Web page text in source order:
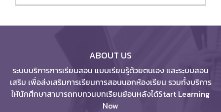
ABOUT US
ระบบบริการการเรียนสอน แบบเรียนรู้ด้วยตนเอง และระบบสอน
เสริม เพื่อส่งเสริมการเรียนการสอนนอกห้องเรียน รวมทั้งบริการ
ให้นักศึกษาสามารถทบทวนบทเรียนย้อนหลังได้Start Learning
Now